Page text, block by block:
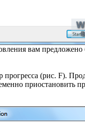
вам предложено
(рис. F).
приостановить